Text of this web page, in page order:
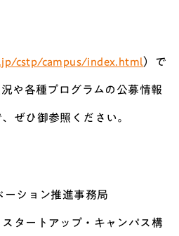
cstp/campus/index.html）で
や各種プログラムの公募情報
ぜひ御参照ください。
ーション推進事務局
タートアップ・キャンパス構